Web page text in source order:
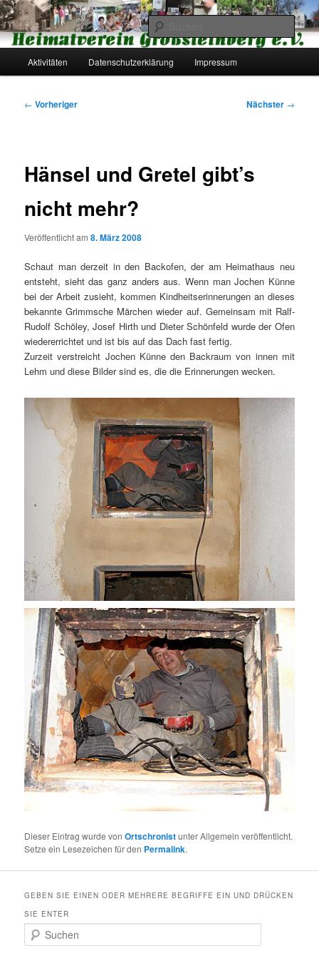
Zum
primären
Inhalt
springenHeimatverein Großsteinberg e.V.
Aktivitäten Datenschutzerklärung Impressum
Beitragsnavigation
← Vorheriger Nächster →
Hänsel und Gretel gibt’s
nicht mehr?
Veröffentlicht am8. März 2008
Schaut man derzeit in den Backofen, der am Heimathaus neu
entsteht, sieht das ganz anders aus. Wenn man Jochen Künne
bei der Arbeit zusieht, kommen Kindheitserinnerungen an dieses
bekannte Grimmsche Märchen wieder auf. Gemeinsam mit Ralf-
Rudolf Schöley, Josef Hirth und Dieter Schönfeld wurde der Ofen
wiedererrichtet und ist bis auf das Dach fast fertig.
Zurzeit verstreicht Jochen Künne den Backraum von innen mit
Lehm und diese Bilder sind es, die die Erinnerungen wecken.
Dieser Eintrag wurde vonOrtschronistunter Allgemein veröffentlicht.
Setze ein Lesezeichen für den Permalink.
GEBEN SIE EINEN ODER MEHRERE BEGRIFFE EIN UND DRÜCKEN
SIE ENTER
u